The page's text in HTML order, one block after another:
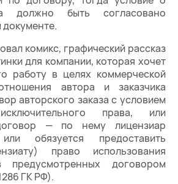
должно быть согласовано
комикс, графический рассказ
для компании, которая хочет
работу в целях коммерческой
автора и заказчика
авторского заказа с условием
права, или
— по нему лицензиар
обязуется предоставить
право использования
предусмотренных договором
ГК РФ).